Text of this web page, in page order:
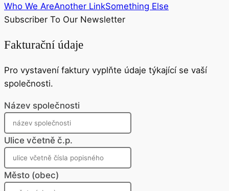
Who We AreAnother LinkSomething Else
Subscriber To Our Newsletter
Fakturační údaje
Pro vystavení faktury vyplňte údaje týkající se vaší
společnosti.
Název společnosti
Ulice včetně č.p.
Město (obec)